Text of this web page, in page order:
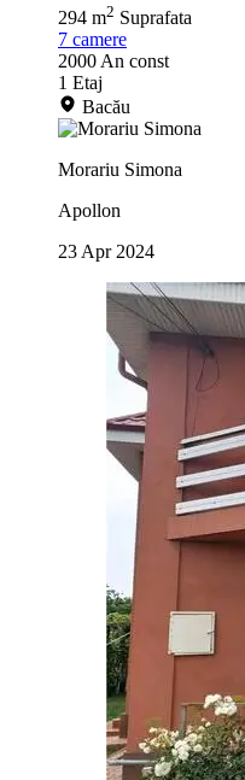
294 m2 Suprafata
7 camere
2000 An const
1 Etaj
Bacău
Morariu Simona
Apollon
23 Apr 2024